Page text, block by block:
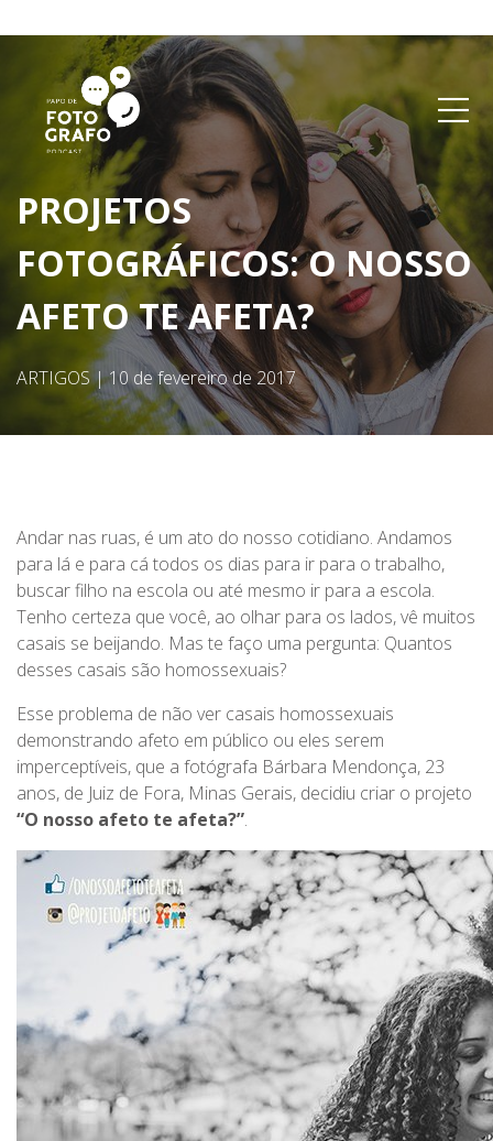
PROJETOS
FOTOGRÁFICOS: O NOSSO
AFETO TE AFETA?
ARTIGOS|10 de fevereiro de 2017
Andar nas ruas, é um ato do nosso cotidiano. Andamos
para lá e para cá todos os dias para ir para o trabalho,
buscar filho na escola ou até mesmo ir para a escola.
Tenho certeza que você, ao olhar para os lados, vê muitos
casais se beijando. Mas te faço uma pergunta: Quantos
desses casais são homossexuais?
Esse problema de não ver casais homossexuais
demonstrando afeto em público ou eles serem
imperceptíveis, que a fotógrafa Bárbara Mendonça, 23
anos, de Juiz de Fora, Minas Gerais, decidiu criar o projeto
“O nosso afeto te afeta?”.